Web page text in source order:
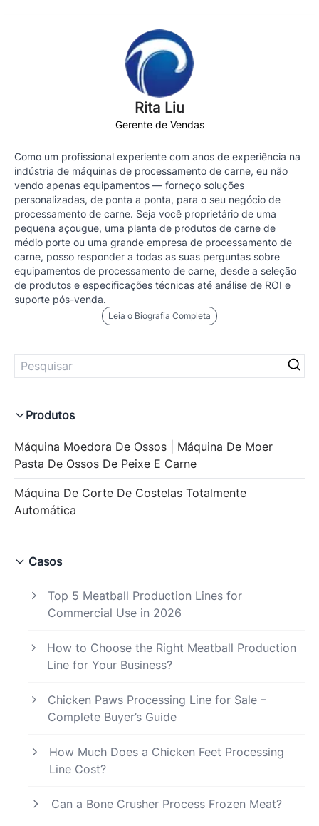
Rita Liu
Gerente de Vendas
Como um profissional experiente com anos de experiência na
indústria de máquinas de processamento de carne, eu não
vendo apenas equipamentos — forneço soluções
personalizadas, de ponta a ponta, para o seu negócio de
processamento de carne. Seja você proprietário de uma
pequena açougue, uma planta de produtos de carne de
médio porte ou uma grande empresa de processamento de
carne, posso responder a todas as suas perguntas sobre
equipamentos de processamento de carne, desde a seleção
de produtos e especificações técnicas até análise de ROI e
suporte pós-venda.
Leia o Biografia Completa
Produtos
Máquina Moedora De Ossos | Máquina De Moer
Pasta De Ossos De Peixe E Carne
Máquina De Corte De Costelas Totalmente
Automática
Casos
Top 5 Meatball Production Lines for
Commercial Use in 2026
How to Choose the Right Meatball Production
Line for Your Business?
Chicken Paws Processing Line for Sale –
Complete Buyer’s Guide
How Much Does a Chicken Feet Processing
Line Cost?
Can a Bone Crusher Process Frozen Meat?